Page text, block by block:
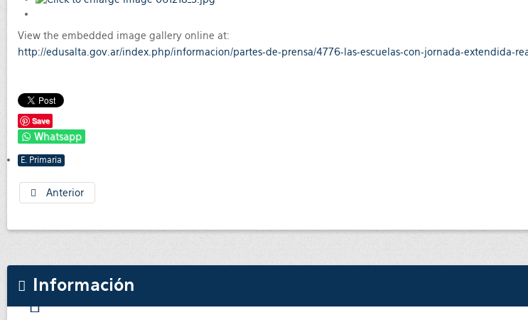
View the embedded image gallery online at:
http://edusalta.gov.ar/index.php/informacion/partes-de-prensa/4776-las-escuelas-con-jornada-extendida-
Save
Whatsapp
E. Primaria
Anterior
Información